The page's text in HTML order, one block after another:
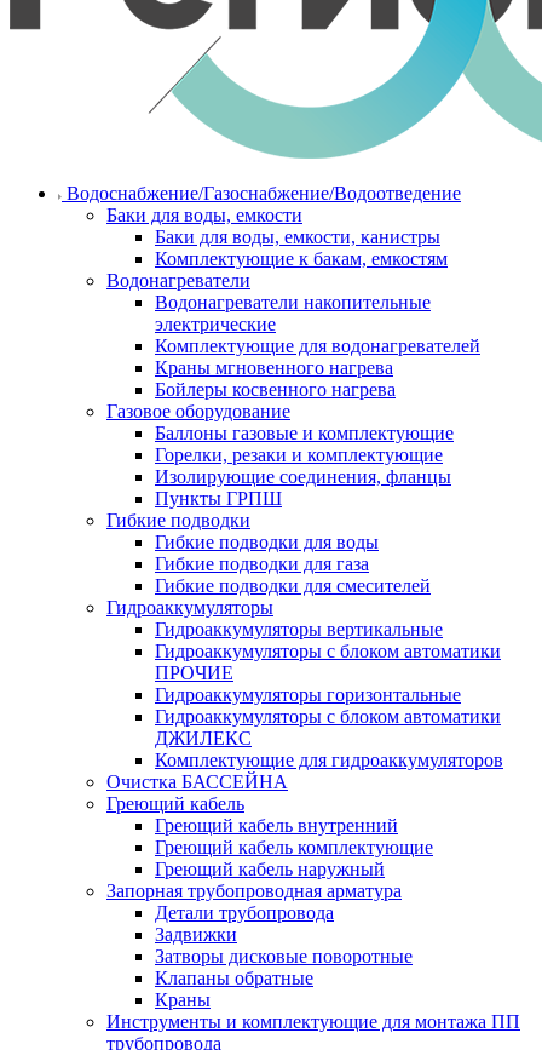
Водоснабжение/Газоснабжение/Водоотведение
Баки для воды, емкости
Баки для воды, емкости, канистры
Комплектующие к бакам, емкостям
Водонагреватели
Водонагреватели накопительные
электрические
Комплектующие для водонагревателей
Краны мгновенного нагрева
Бойлеры косвенного нагрева
Газовое оборудование
Баллоны газовые и комплектующие
Горелки, резаки и комплектующие
Изолирующие соединения, фланцы
Пункты ГРПШ
Гибкие подводки
Гибкие подводки для воды
Гибкие подводки для газа
Гибкие подводки для смесителей
Гидроаккумуляторы
Гидроаккумуляторы вертикальные
Гидроаккумуляторы с блоком автоматики
ПРОЧИЕ
Гидроаккумуляторы горизонтальные
Гидроаккумуляторы с блоком автоматики
ДЖИЛЕКС
Комплектующие для гидроаккумуляторов
Очистка БАССЕЙНА
Греющий кабель
Греющий кабель внутренний
Греющий кабель комплектующие
Греющий кабель наружный
Запорная трубопроводная арматура
Детали трубопровода
Задвижки
Затворы дисковые поворотные
Клапаны обратные
Краны
Инструменты и комплектующие для монтажа ПП
трубопровода